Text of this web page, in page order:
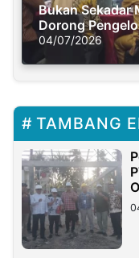
Bukan Sekadar
Dorong
Solusi Krisis Iklim
04/07/2026
TAMBANG